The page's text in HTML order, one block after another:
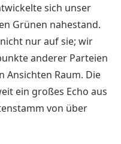
sich unser
Grünen nahestand.
nur auf sie; wir
anderer Parteien
Raum. Die
ein großes Echo aus
von über